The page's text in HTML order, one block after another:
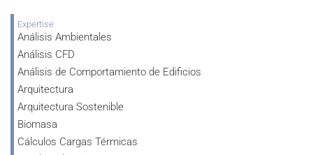
Expertise
Análisis Ambientales
Análisis CFD
Análisis de Comportamiento de Edificios
Arquitectura
Arquitectura Sostenible
Biomasa
Cálculos Cargas Térmicas